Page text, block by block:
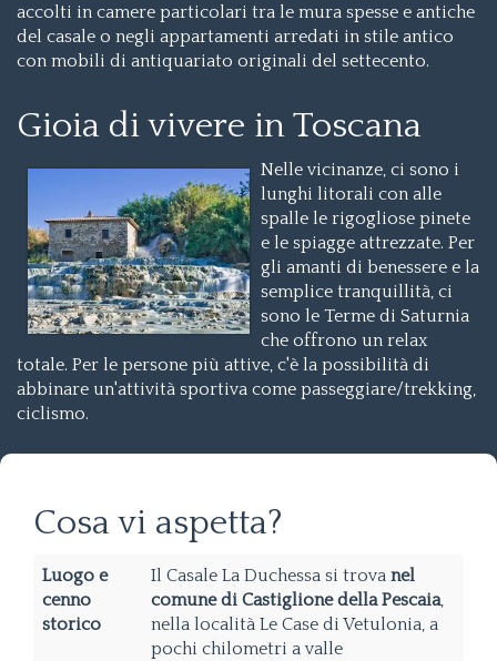
accolti in camere particolari tra le mura spesse e antiche
del casale o negli appartamenti arredati in stile antico
con mobili di antiquariato originali del settecento.
Gioia di vivere in Toscana
Nelle vicinanze, ci sono i
lunghi litorali con alle
spalle le rigogliose pinete
e le spiagge attrezzate. Per
gli amanti di benessere e la
semplice tranquillità, ci
sono le Terme di Saturnia
che offrono un relax
totale. Per le persone più attive, c'è la possibilità di
abbinare un'attività sportiva come passeggiare/trekking,
ciclismo.
Cosa vi aspetta?
Luogo e
cenno
storico
Il Casale La Duchessa si trova nel
comune di Castiglione della Pescaia,
nella località Le Case di Vetulonia, a
pochi chilometri a valle